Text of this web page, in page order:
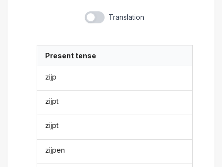
Translation
Present tense
zijp
zijpt
zijpt
zijpen